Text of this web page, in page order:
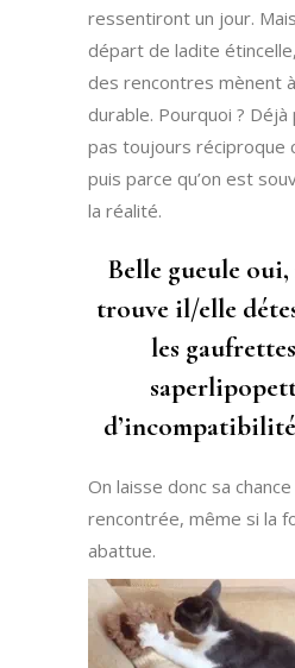
ressentiront un jour.
départ de ladite
des rencontres mènent
durable. Pourquoi ? Déjà
pas toujours réciproque
puis parce qu’on est
la réalité.
Belle gueule oui,
trouve il/elle
les
On laisse donc sa
rencontrée, même si la
abattue.